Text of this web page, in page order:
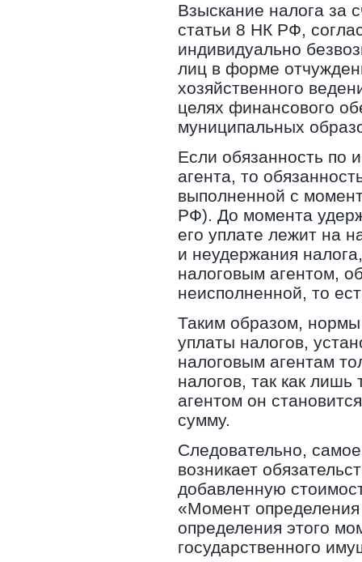
Взыскание налога за
статьи 8 НК РФ,
индивидуально
лиц в форме
хозяйственного
целях финансового
муниципальных
Если обязанность по
агента, то
выполненной с
РФ). До момента
его уплате лежит на
и неудержания
налоговым агентом,
неисполненной, то
Таким образом, нормы
уплаты налогов,
налоговым агентам
налогов, так как
агентом он
сумму.
Следовательно, самое
возникает
добавленную
«Момент определения
определения этого
государственного